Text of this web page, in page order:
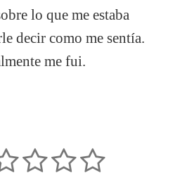
lo que me estaba
decir como me sentía.
me fui.